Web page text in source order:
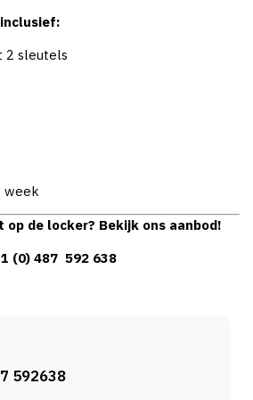
2 sleutels
week
op de locker? Bekijk ons aanbod!
(0) 487 592 638
592638